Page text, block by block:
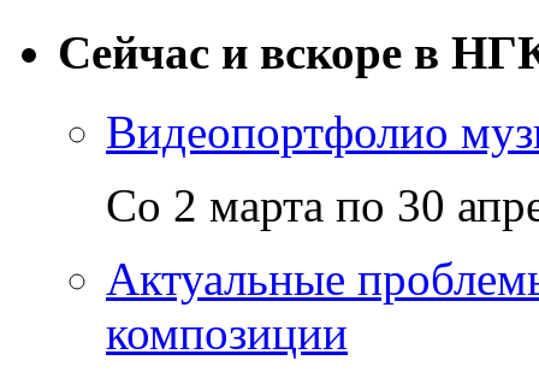
Сейчас и вскоре в
Видеопортфолио
Со 2 марта по 30
Актуальные
композиции